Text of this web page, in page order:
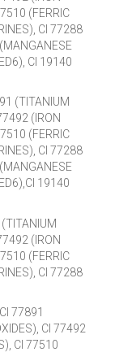
(FERRIC
CI 77288
CI 19140
(TITANIUM
(IRON
(FERRIC
CI 77288
19140
(IRON
(FERRIC
CI 77288
77891
CI 77492
CI 77510